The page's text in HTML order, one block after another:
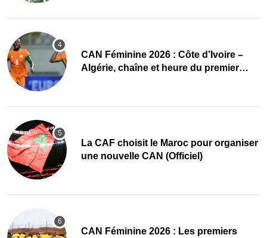
CAN Féminine 2026 : Côte d’Ivoire –
Algérie, chaîne et heure du premier
La CAF choisit le Maroc pour organiser
une nouvelle CAN (Officiel)
CAN Féminine 2026 : Les premiers